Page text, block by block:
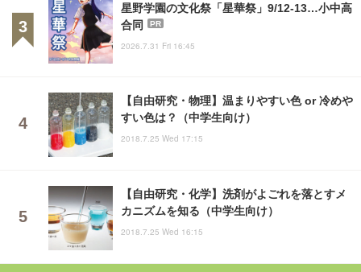
星野学園の文化祭「星華祭」9/12-13…小中高
合同
PR
2026.7.31 Fri 16:45
【自由研究・物理】温まりやすい色 or 冷めや
すい色は？（中学生向け）
2018.7.25 Wed 17:15
【自由研究・化学】洗剤がよごれを落とすメ
カニズムを知る（中学生向け）
2018.7.25 Wed 16:15